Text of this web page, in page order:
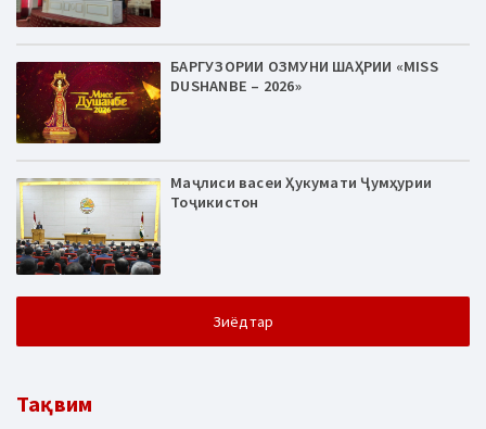
БАРГУЗОРИИ ОЗМУНИ ШАҲРИИ «MISS
DUSHANBE – 2026»
Маҷлиси васеи Ҳукумати Ҷумҳурии
Тоҷикистон
Зиёдтар
Тақвим